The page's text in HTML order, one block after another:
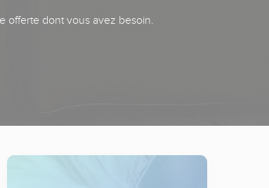
offerte dont vous avez besoin.